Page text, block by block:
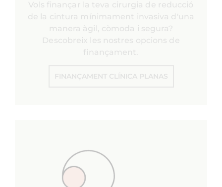
Vols finançar la teva cirurgia de reducció
de la cintura mínimament invasiva d'una
manera àgil, còmoda i segura?
Descobreix les nostres opcions de
finançament.
FINANÇAMENT CLÍNICA PLANAS